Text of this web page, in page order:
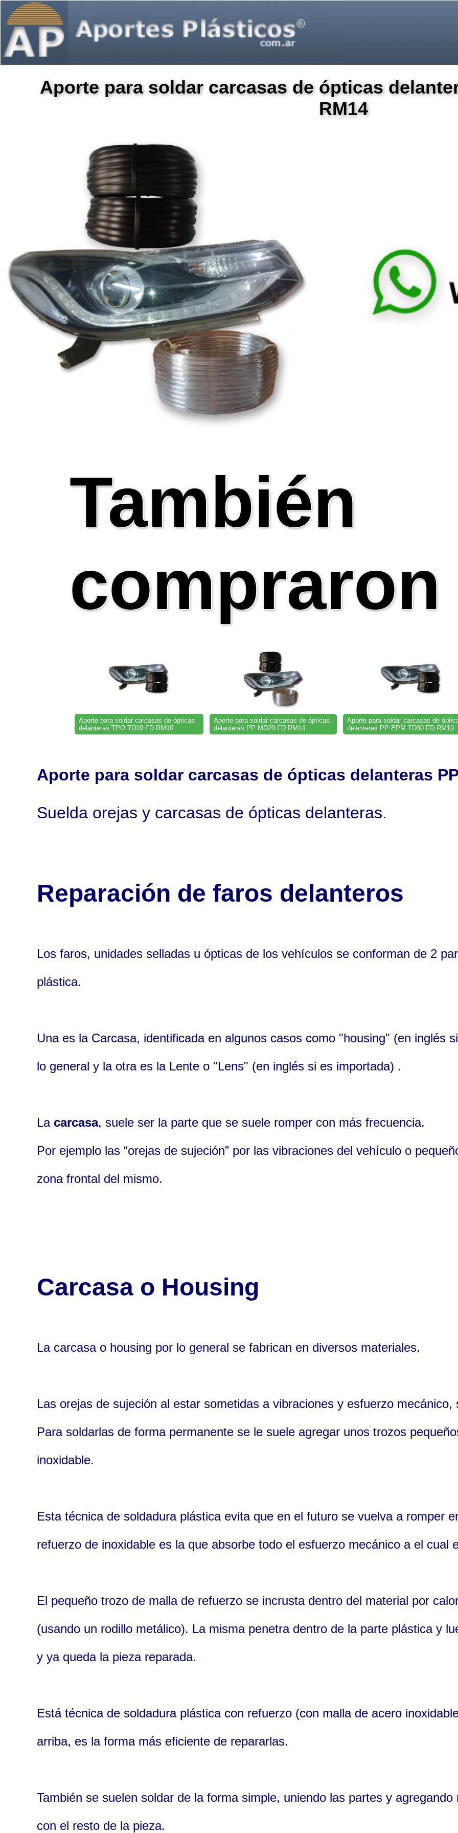
Aporte para soldar carcasas de ópticas
RM14
También
compraron
Aporte para soldar carcasas de ópticas
delanteras TPO TD10 FD RM10
Aporte para soldar carcasas de ópticas
delanteras PP MD20 FD RM14
Aporte para soldar carcasas de
delanteras PP EPM TD30 FD RM10
Aporte para soldar carcasas de ópticas delanteras PP
Suelda orejas y carcasas de ópticas delanteras.
Reparación de faros delanteros
Los faros, unidades selladas u ópticas de los vehículos se conforman de 2
plástica.
Una es la Carcasa, identificada en algunos casos como "housing" (en inglés
lo general y la otra es la Lente o "Lens" (en inglés si es importada) .
La carcasa, suele ser la parte que se suele romper con más frecuencia.
Por ejemplo las “orejas de sujeción” por las vibraciones del vehículo o
zona frontal del mismo.
Carcasa o Housing
La carcasa o housing por lo general se fabrican en diversos materiales.
Las orejas de sujeción al estar sometidas a vibraciones y esfuerzo
Para soldarlas de forma permanente se le suele agregar unos trozos
inoxidable.
Esta técnica de soldadura plástica evita que en el futuro se vuelva a romper
refuerzo de inoxidable es la que absorbe todo el esfuerzo mecánico a el cual
El pequeño trozo de malla de refuerzo se incrusta dentro del material por
(usando un rodillo metálico). La misma penetra dentro de la parte plástica y
y ya queda la pieza reparada.
Está técnica de soldadura plástica con refuerzo (con malla de acero
arriba, es la forma más eficiente de repararlas.
También se suelen soldar de la forma simple, uniendo las partes y
con el resto de la pieza.